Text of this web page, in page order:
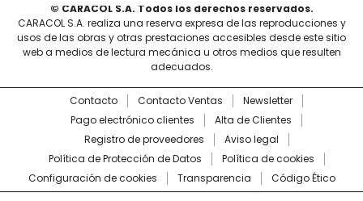
© CARACOL S.A. Todos los derechos reservados.
CARACOL S.A. realiza una reserva expresa de las reproducciones y
usos de las obras y otras prestaciones accesibles desde este sitio
web a medios de lectura mecánica u otros medios que resulten
adecuados.
Contacto Contacto Ventas
Newsletter
Pago electrónico clientes
Alta de Clientes
Registro de proveedores
Aviso legal
Política de Protección de Datos
Política de cookies
Configuración de cookies
Transparencia Código Ético